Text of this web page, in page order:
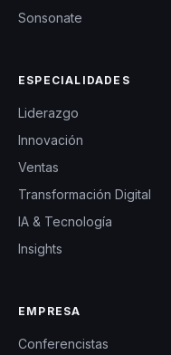
Sonsonate
ESPECIALIDADES
Liderazgo
Innovación
Ventas
Transformación Digital
IA & Tecnología
Insights
EMPRESA
Conferencistas